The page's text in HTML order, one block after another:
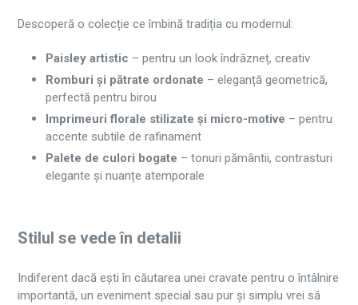
Descoperă o colecție ce îmbină tradiția cu modernul:
Paisley artistic – pentru un look îndrăzneț, creativ
Romburi și pătrate ordonate – eleganță geometrică,
perfectă pentru birou
Imprimeuri florale stilizate și micro-motive – pentru
accente subtile de rafinament
Palete de culori bogate – tonuri pământii, contrasturi
elegante și nuanțe atemporale
Stilul se vede în detalii
Indiferent dacă ești în căutarea unei cravate pentru o întâlnire
importantă, un eveniment special sau pur și simplu vrei să